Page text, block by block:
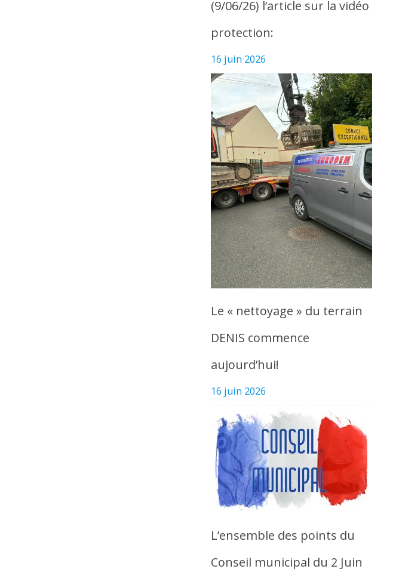
(9/06/26) l’article sur la vidéo
protection:
16 juin 2026
Le « nettoyage » du terrain
DENIS commence
aujourd’hui!
16 juin 2026
L’ensemble des points du
Conseil municipal du 2 Juin